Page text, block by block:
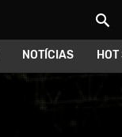
NOTÍCIAS